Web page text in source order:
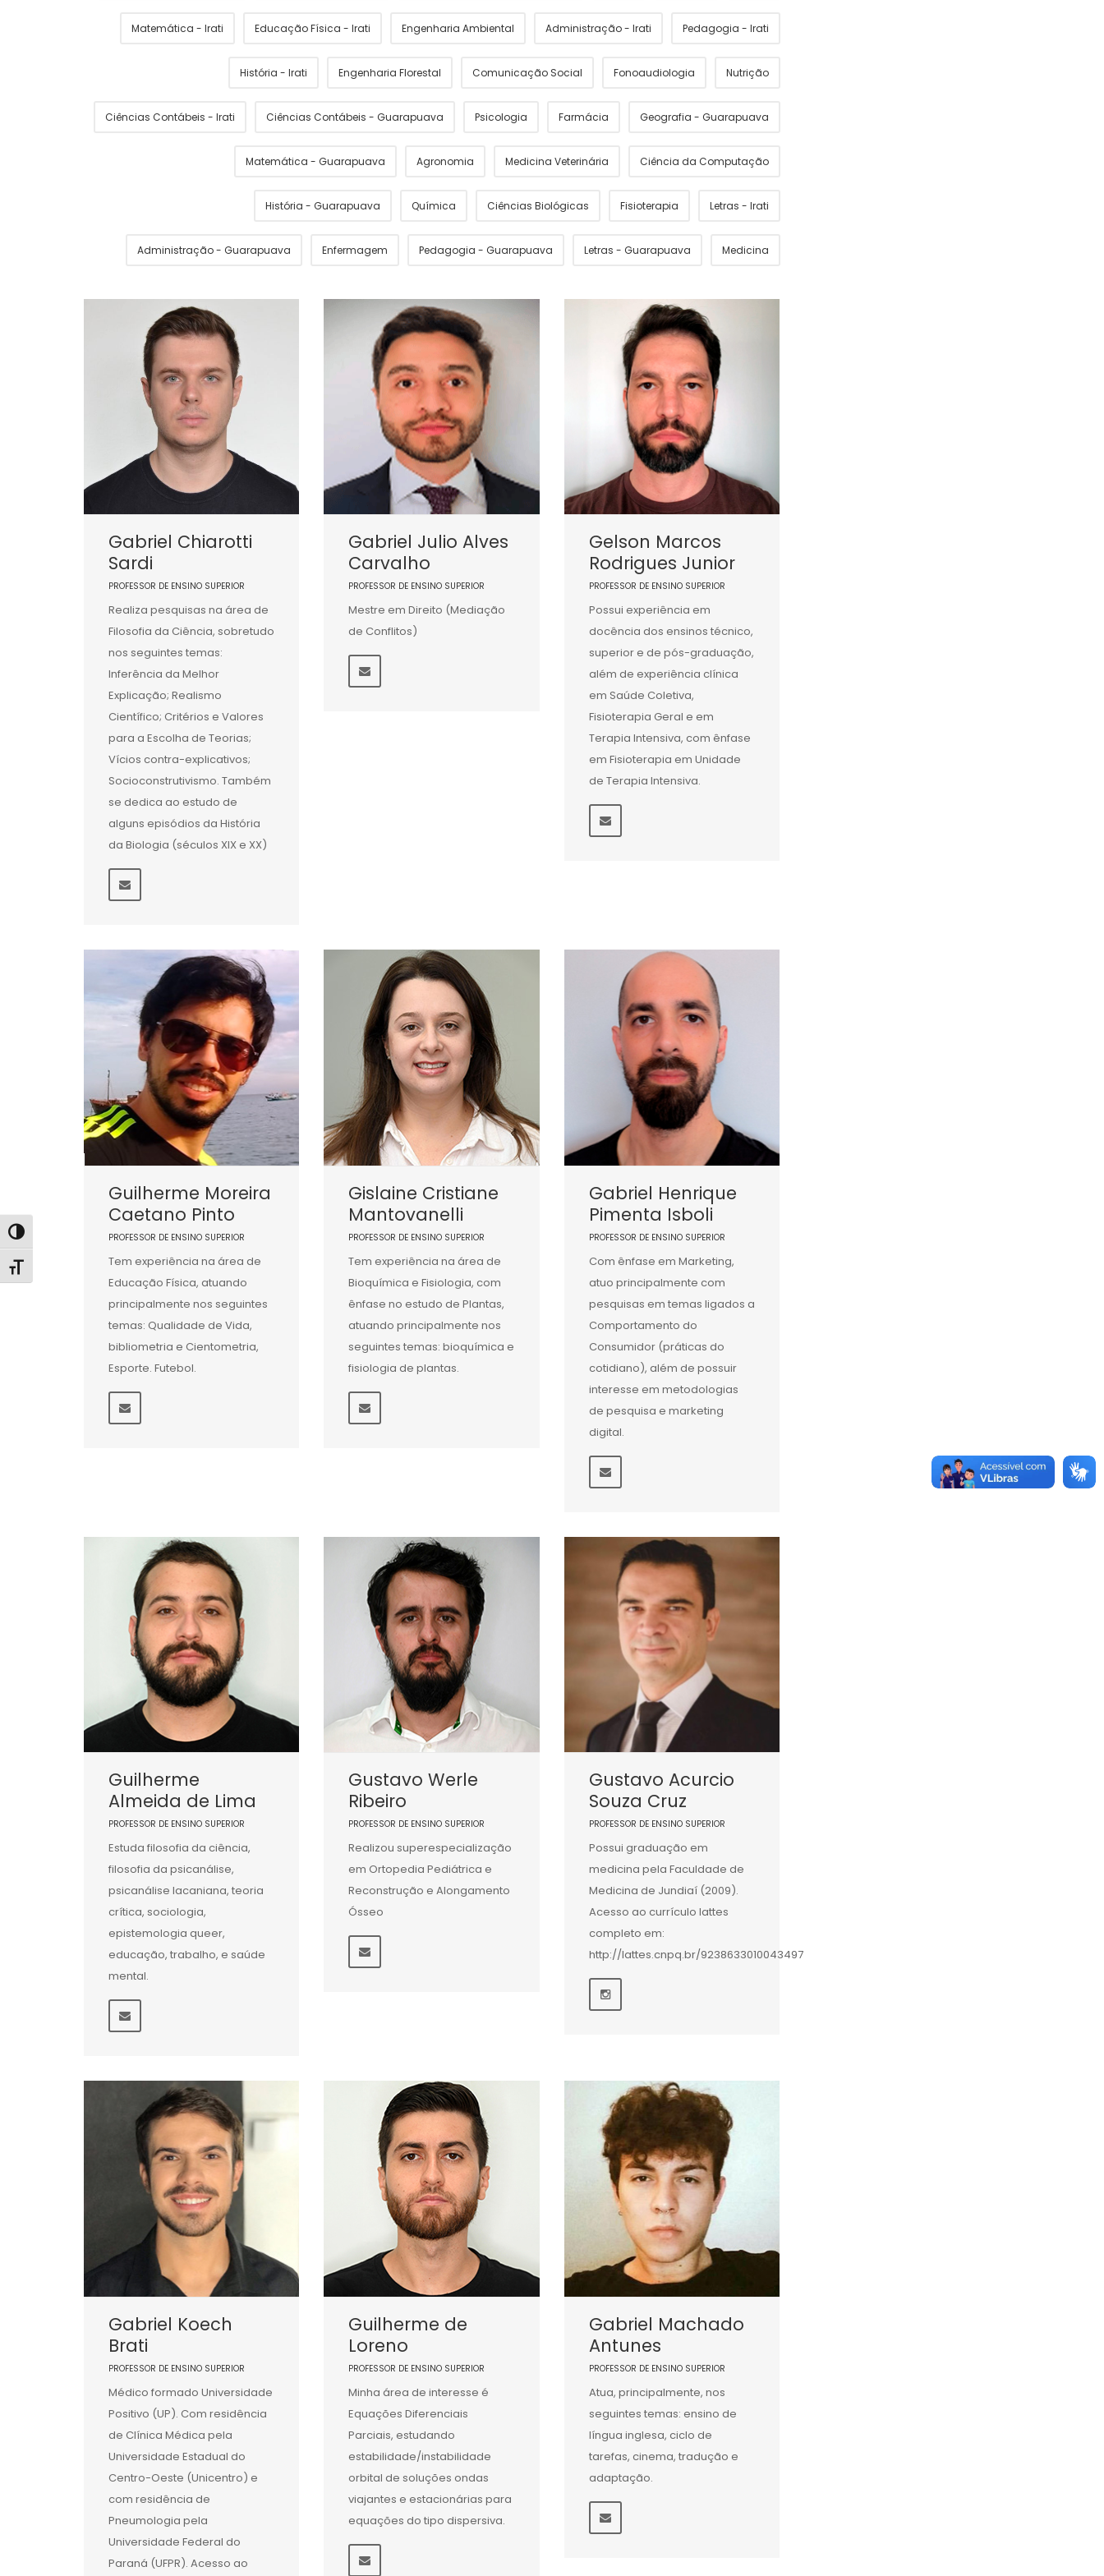
Alternar alto contraste
Alternar tamanho da fonte
Matemática - Irati Educação Física - Irati Engenharia Ambiental Administração - Irati Pedagogia - Irati
História - Irati Engenharia Florestal Comunicação Social Fonoaudiologia Nutrição
Ciências Contábeis - Irati Ciências Contábeis - Guarapuava Psicologia Farmácia Geografia - Guarapuava
Matemática - Guarapuava Agronomia Medicina Veterinária Ciência da Computação
História - Guarapuava Química Ciências Biológicas Fisioterapia Letras - Irati
Administração - Guarapuava Enfermagem Pedagogia - Guarapuava Letras - Guarapuava Medicina
Gabriel Chiarotti
Sardi
PROFESSOR DE ENSINO SUPERIOR
Realiza pesquisas na área de
Filosofia da Ciência, sobretudo
nos seguintes temas:
Inferência da Melhor
Explicação; Realismo
Científico; Critérios e Valores
para a Escolha de Teorias;
Vícios contra-explicativos;
Socioconstrutivismo. Também
se dedica ao estudo de
alguns episódios da História
da Biologia (séculos XIX e XX)
Gabriel Julio Alves
Carvalho
PROFESSOR DE ENSINO SUPERIOR
Mestre em Direito (Mediação
de Conflitos)
Gelson Marcos
Rodrigues Junior
PROFESSOR DE ENSINO SUPERIOR
Possui experiência em
docência dos ensinos técnico,
superior e de pós-graduação,
além de experiência clínica
em Saúde Coletiva,
Fisioterapia Geral e em
Terapia Intensiva, com ênfase
em Fisioterapia em Unidade
de Terapia Intensiva.
Guilherme Moreira
Caetano Pinto
PROFESSOR DE ENSINO SUPERIOR
Tem experiência na área de
Educação Física, atuando
principalmente nos seguintes
temas: Qualidade de Vida,
bibliometria e Cientometria,
Esporte. Futebol.
Gislaine Cristiane
Mantovanelli
PROFESSOR DE ENSINO SUPERIOR
Tem experiência na área de
Bioquímica e Fisiologia, com
ênfase no estudo de Plantas,
atuando principalmente nos
seguintes temas: bioquímica e
fisiologia de plantas.
Gabriel Henrique
Pimenta Isboli
PROFESSOR DE ENSINO SUPERIOR
Com ênfase em Marketing,
atuo principalmente com
pesquisas em temas ligados a
Comportamento do
Consumidor (práticas do
cotidiano), além de possuir
interesse em metodologias
de pesquisa e marketing
digital.
Guilherme
Almeida de Lima
PROFESSOR DE ENSINO SUPERIOR
Estuda filosofia da ciência,
filosofia da psicanálise,
psicanálise lacaniana, teoria
crítica, sociologia,
epistemologia queer,
educação, trabalho, e saúde
mental.
Gustavo Werle
Ribeiro
PROFESSOR DE ENSINO SUPERIOR
Realizou superespecialização
em Ortopedia Pediátrica e
Reconstrução e Alongamento
Ósseo
Gustavo Acurcio
Souza Cruz
PROFESSOR DE ENSINO SUPERIOR
Possui graduação em
medicina pela Faculdade de
Medicina de Jundiaí (2009).
Acesso ao currículo lattes
completo em:
http://lattes.cnpq.br/9238633010043497
Gabriel Koech
Brati
PROFESSOR DE ENSINO SUPERIOR
Médico formado Universidade
Positivo (UP). Com residência
de Clínica Médica pela
Universidade Estadual do
Centro-Oeste (Unicentro) e
com residência de
Pneumologia pela
Universidade Federal do
Paraná (UFPR). Acesso ao
Guilherme de
Loreno
PROFESSOR DE ENSINO SUPERIOR
Minha área de interesse é
Equações Diferenciais
Parciais, estudando
estabilidade/instabilidade
orbital de soluções ondas
viajantes e estacionárias para
equações do tipo dispersiva.
Gabriel Machado
Antunes
PROFESSOR DE ENSINO SUPERIOR
Atua, principalmente, nos
seguintes temas: ensino de
língua inglesa, ciclo de
tarefas, cinema, tradução e
adaptação.